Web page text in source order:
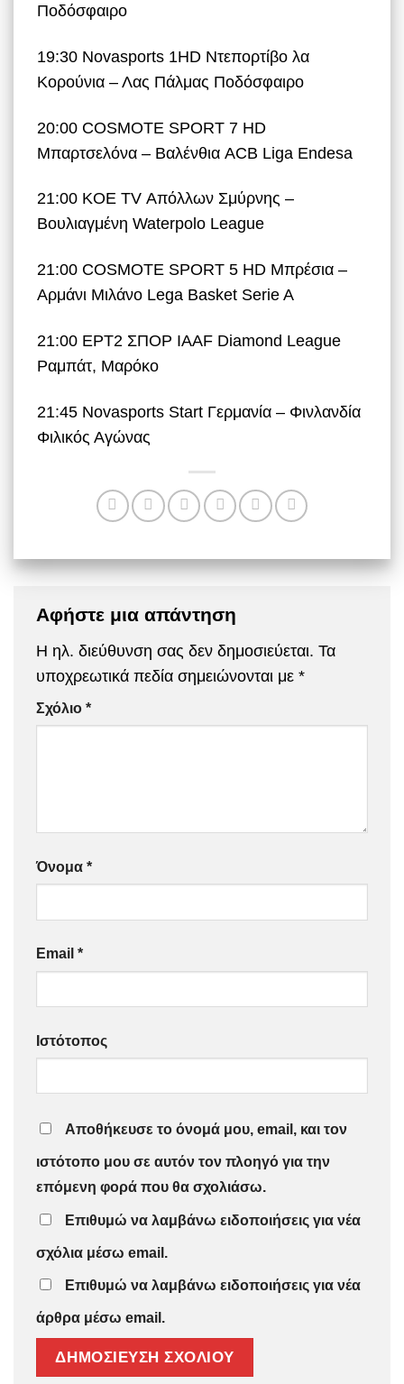
Ποδόσφαιρο
19:30 Novasports 1HD Ντεπορτίβο λα
Κορούνια – Λας Πάλμας Ποδόσφαιρο
20:00 COSMOTE SPORT 7 HD
Μπαρτσελόνα – Βαλένθια ACB Liga Endesa
21:00 KOE TV Απόλλων Σμύρνης –
Βουλιαγμένη Waterpolo League
21:00 COSMOTE SPORT 5 HD Μπρέσια –
Αρμάνι Μιλάνο Lega Basket Serie A
21:00 ΕΡΤ2 ΣΠΟΡ IAAF Diamond League
Ραμπάτ, Μαρόκο
21:45 Novasports Start Γερμανία – Φινλανδία
Φιλικός Αγώνας
Αφήστε μια απάντηση
Η ηλ. διεύθυνση σας δεν δημοσιεύεται. Τα
υποχρεωτικά πεδία σημειώνονται με *
Σχόλιο *
Όνομα *
Email *
Ιστότοπος
Αποθήκευσε το όνομά μου, email, και τον
ιστότοπο μου σε αυτόν τον πλοηγό για την
επόμενη φορά που θα σχολιάσω.
Επιθυμώ να λαμβάνω ειδοποιήσεις για νέα
σχόλια μέσω email.
Επιθυμώ να λαμβάνω ειδοποιήσεις για νέα
άρθρα μέσω email.